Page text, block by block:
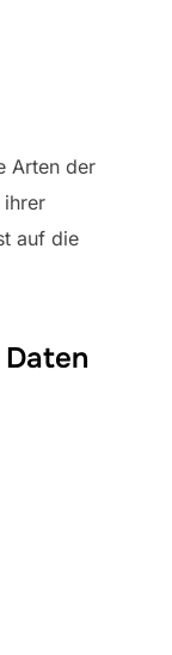
Arten der
ihrer
auf die